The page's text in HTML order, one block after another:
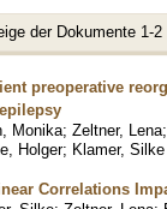
der Dokumente 1-2
preoperative
Monika; Zeltner, Lena
Holger; Klamer, Silke
Correlations